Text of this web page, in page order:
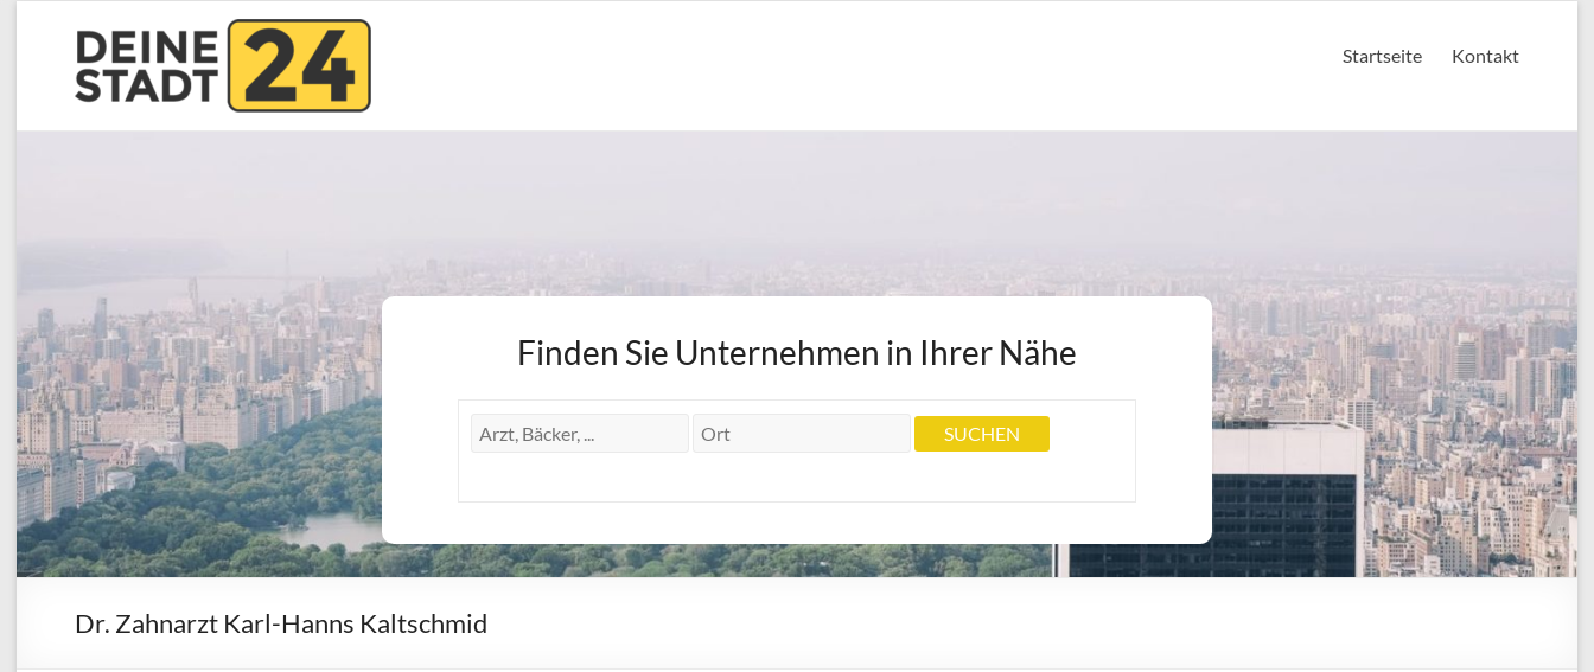
Startseite Kontakt
Dr. Zahnarzt Karl-Hanns Kaltschmid
Finden Sie Unternehmen in Ihrer Nähe